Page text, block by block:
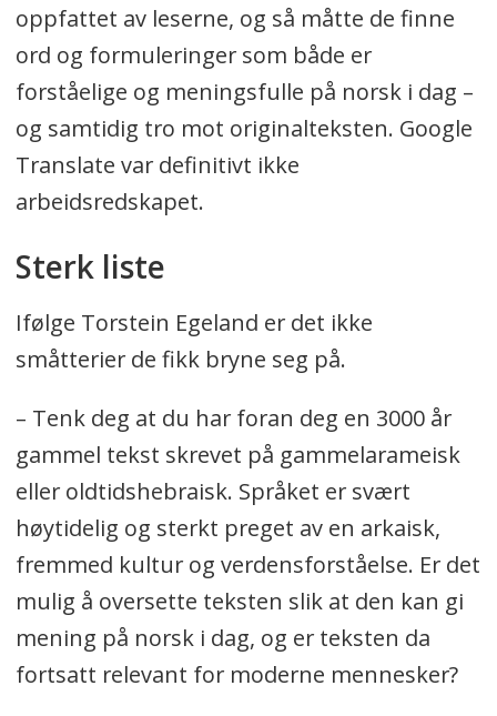
oppfattet av leserne, og så måtte de finne
ord og formuleringer som både er
forståelige og meningsfulle på norsk i dag –
og samtidig tro mot originalteksten. Google
Translate var definitivt ikke
arbeidsredskapet.
Sterk liste
Ifølge Torstein Egeland er det ikke
småtterier de fikk bryne seg på.
– Tenk deg at du har foran deg en 3000 år
gammel tekst skrevet på gammelarameisk
eller oldtidshebraisk. Språket er svært
høytidelig og sterkt preget av en arkaisk,
fremmed kultur og verdensforståelse. Er det
mulig å oversette teksten slik at den kan gi
mening på norsk i dag, og er teksten da
fortsatt relevant for moderne mennesker?